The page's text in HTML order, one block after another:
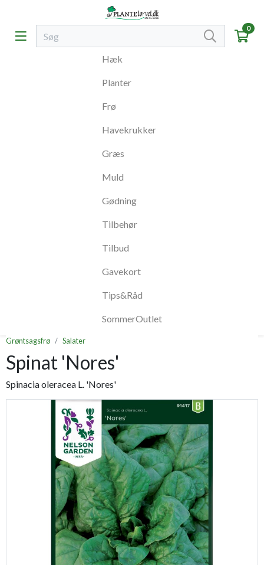
0
Hæk
Planter
Frø
Havekrukker
Græs
Muld
Gødning
Tilbehør
Tilbud
Gavekort
Tips&Råd
SommerOutlet
Grøntsagsfrø Salater
Spinat 'Nores'
Spinacia oleracea L. 'Nores'
Previous